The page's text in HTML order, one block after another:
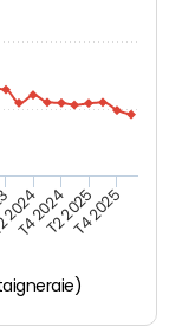
T4 2024T2 2025T4 2025